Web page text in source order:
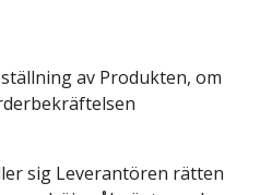
av Produkten, om
sig Leverantören rätten